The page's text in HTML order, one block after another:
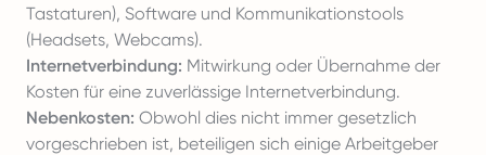
Tastaturen), Software und Kommunikationstools
(Headsets, Webcams).
Internetverbindung: Mitwirkung oder Übernahme der
Kosten für eine zuverlässige Internetverbindung.
Nebenkosten: Obwohl dies nicht immer gesetzlich
vorgeschrieben ist, beteiligen sich einige Arbeitgeber